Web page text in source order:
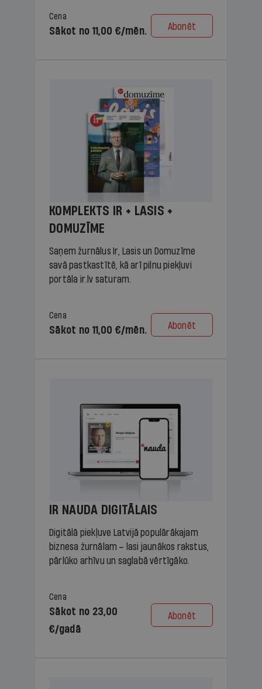
Cena
Sākot no 11,00 €/mēn. Abonēt
KOMPLEKTS IR + LASIS +
DOMUZĪME
Saņem žurnālus Ir, Lasis un Domuzīme
savā pastkastītē, kā arī pilnu piekļuvi
portāla ir.lv saturam.
Cena
Sākot no 11,00 €/mēn. Abonēt
IR NAUDA DIGITĀLAIS
Digitālā piekļuve Latvijā populārākajam
biznesa žurnālam – lasi jaunākos rakstus,
pārlūko arhīvu un saglabā vērtīgāko.
Cena
Sākot no 23,00
€/gadā
Abonēt